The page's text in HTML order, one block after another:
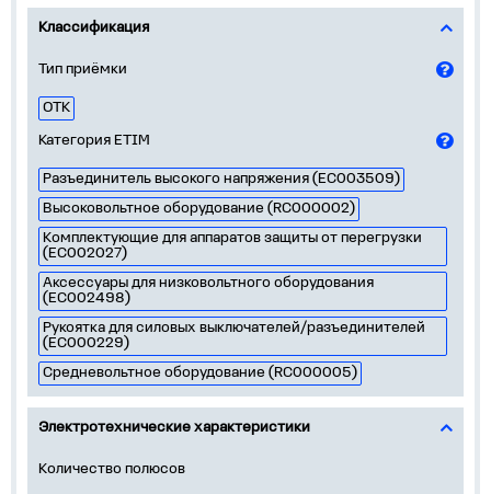
Классификация
Тип приёмки
ОТК
Категория ETIM
Разъединитель высокого напряжения (EC003509)
Высоковольтное оборудование (RC000002)
Комплектующие для аппаратов защиты от перегрузки
(EC002027)
Аксессуары для низковольтного оборудования
(EC002498)
Рукоятка для силовых выключателей/разъединителей
(EC000229)
Средневольтное оборудование (RC000005)
Электротехнические характеристики
Количество полюсов